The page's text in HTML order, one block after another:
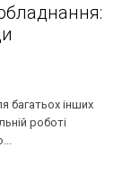
багатьох інших
роботі